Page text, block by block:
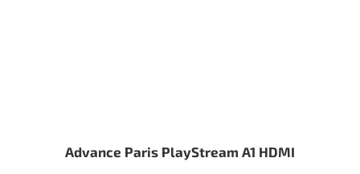
Advance Paris PlayStream A1 HDMI